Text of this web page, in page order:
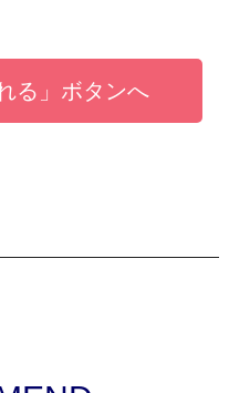
る」ボタンへ